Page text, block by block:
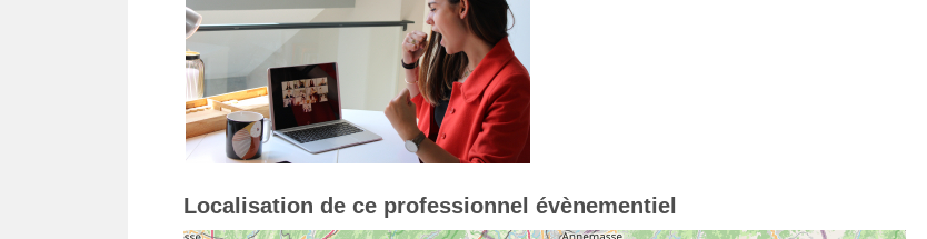
Localisation de ce professionnel évènementiel